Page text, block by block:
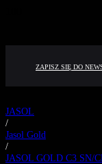
ZAPISZ SIĘ DO
JASOL
/
Jasol Gold
/
JASOL GOLD C3 SN/